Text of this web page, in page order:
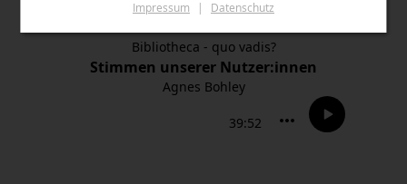
Impressum Datenschutz